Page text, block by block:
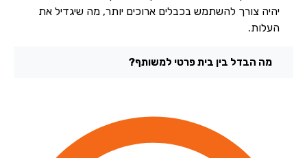
יהיה צורך להשתמש בכבלים ארוכים יותר, מה שיגדיל את
העלות.
מה הבדל בין בית פרטי למשותף?